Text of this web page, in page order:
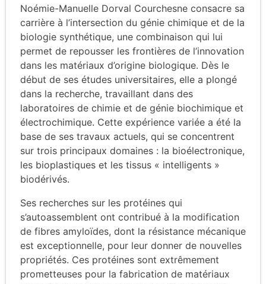
Noémie-Manuelle Dorval Courchesne consacre sa
carrière à l’intersection du génie chimique et de la
biologie synthétique, une combinaison qui lui
permet de repousser les frontières de l’innovation
dans les matériaux d’origine biologique. Dès le
début de ses études universitaires, elle a plongé
dans la recherche, travaillant dans des
laboratoires de chimie et de génie biochimique et
électrochimique. Cette expérience variée a été la
base de ses travaux actuels, qui se concentrent
sur trois principaux domaines : la bioélectronique,
les bioplastiques et les tissus « intelligents »
biodérivés.
Ses recherches sur les protéines qui
s’autoassemblent ont contribué à la modification
de fibres amyloïdes, dont la résistance mécanique
est exceptionnelle, pour leur donner de nouvelles
propriétés. Ces protéines sont extrêmement
prometteuses pour la fabrication de matériaux